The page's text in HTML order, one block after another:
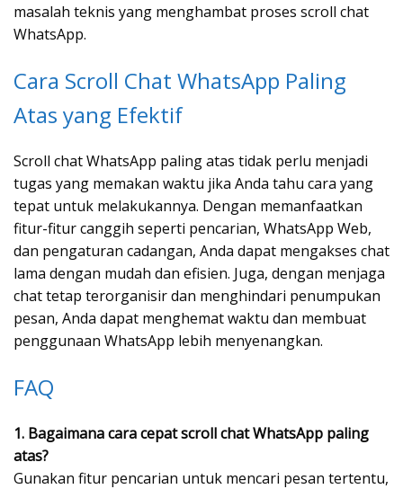
masalah teknis yang menghambat proses scroll chat
WhatsApp.
Cara Scroll Chat WhatsApp Paling
Atas yang Efektif
Scroll chat WhatsApp paling atas tidak perlu menjadi
tugas yang memakan waktu jika Anda tahu cara yang
tepat untuk melakukannya. Dengan memanfaatkan
fitur-fitur canggih seperti pencarian, WhatsApp Web,
dan pengaturan cadangan, Anda dapat mengakses chat
lama dengan mudah dan efisien. Juga, dengan menjaga
chat tetap terorganisir dan menghindari penumpukan
pesan, Anda dapat menghemat waktu dan membuat
penggunaan WhatsApp lebih menyenangkan.
FAQ
1. Bagaimana cara cepat scroll chat WhatsApp paling
atas?
Gunakan fitur pencarian untuk mencari pesan tertentu,